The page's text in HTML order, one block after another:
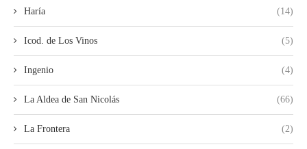
Haría (14)
Icod. de Los Vinos (5)
Ingenio (4)
La Aldea de San Nicolás (66)
La Frontera (2)